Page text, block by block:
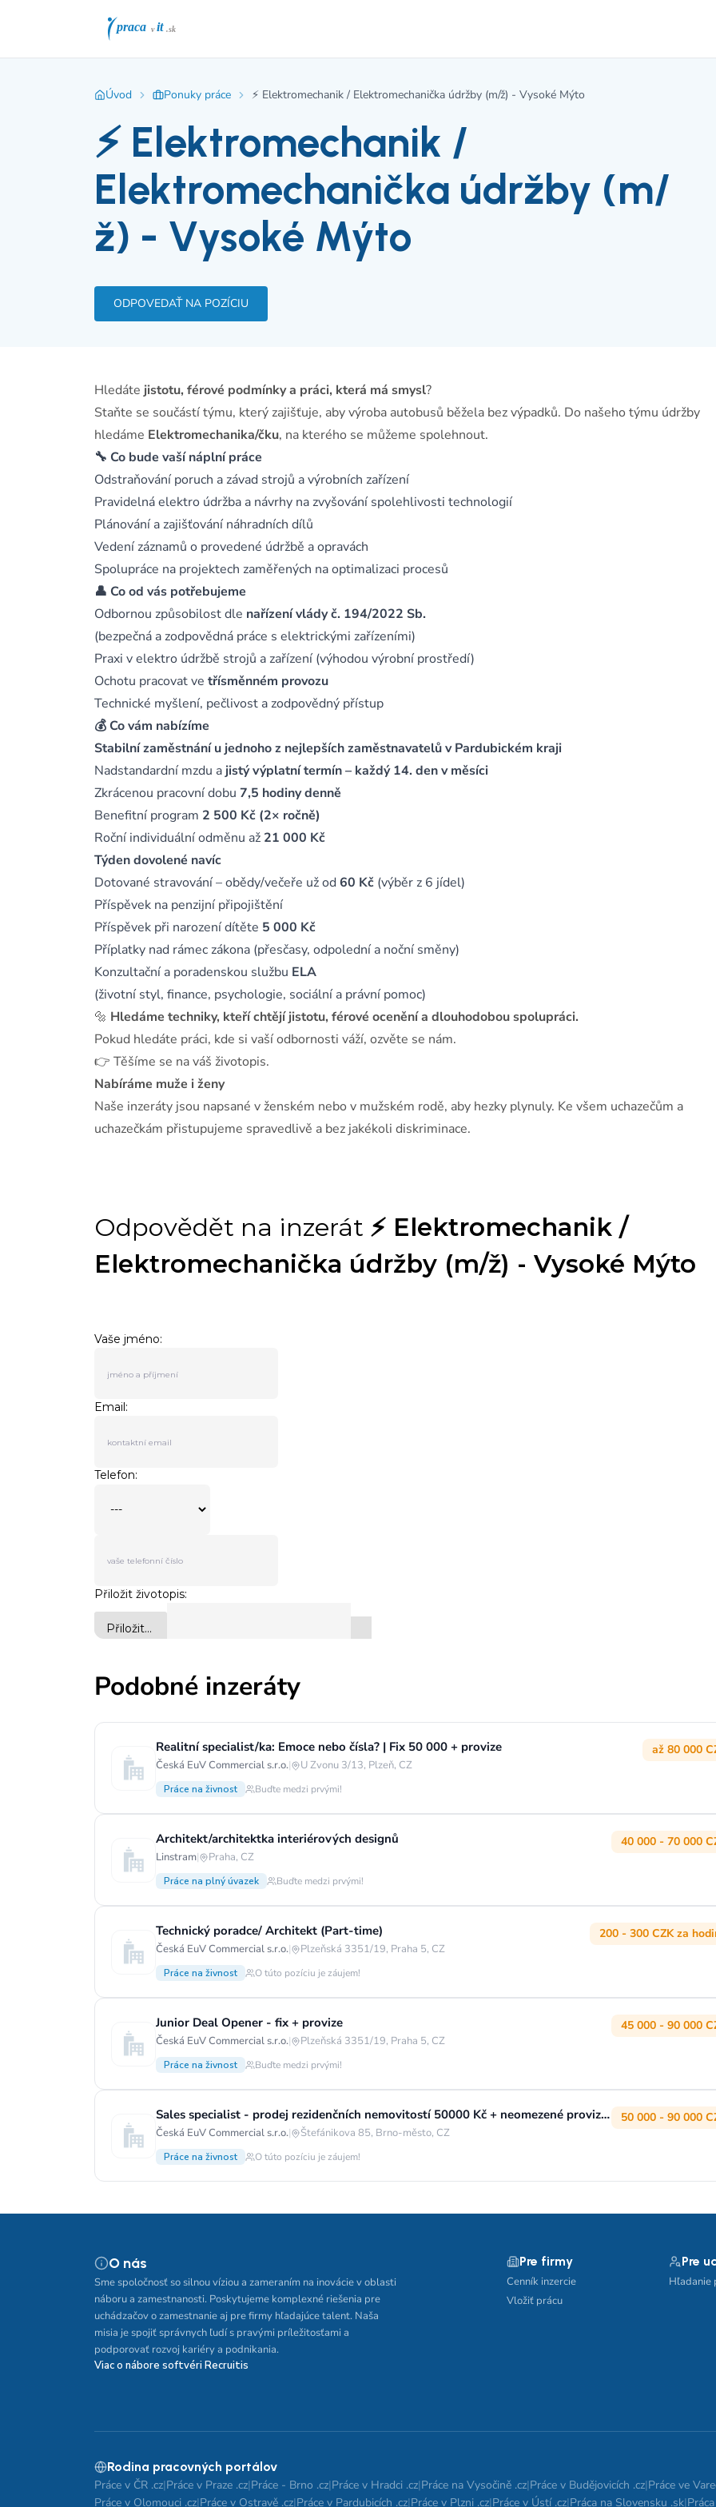
Úvod Ponuky práce ⚡ Elektromechanik / Elektromechanička údržby (m/ž) - Vysoké Mýto
⚡ Elektromechanik /
Elektromechanička údržby (m/
ž) - Vysoké Mýto
ODPOVEDAŤ NA POZÍCIU
Hledáte jistotu, férové podmínky a práci, která má smysl?
Staňte se součástí týmu, který zajišťuje, aby výroba autobusů běžela bez výpadků. Do našeho týmu údržby
hledáme Elektromechanika/čku, na kterého se můžeme spolehnout.
🔧 Co bude vaší náplní práce
Odstraňování poruch a závad strojů a výrobních zařízení
Pravidelná elektro údržba a návrhy na zvyšování spolehlivosti technologií
Plánování a zajišťování náhradních dílů
Vedení záznamů o provedené údržbě a opravách
Spolupráce na projektech zaměřených na optimalizaci procesů
👤 Co od vás potřebujeme
Odbornou způsobilost dle nařízení vlády č. 194/2022 Sb.
(bezpečná a zodpovědná práce s elektrickými zařízeními)
Praxi v elektro údržbě strojů a zařízení (výhodou výrobní prostředí)
Ochotu pracovat ve třísměnném provozu
Technické myšlení, pečlivost a zodpovědný přístup
💰 Co vám nabízíme
Stabilní zaměstnání u jednoho z nejlepších zaměstnavatelů v Pardubickém kraji
Nadstandardní mzdu a jistý výplatní termín – každý 14. den v měsíci
Zkrácenou pracovní dobu 7,5 hodiny denně
Benefitní program 2 500 Kč (2× ročně)
Roční individuální odměnu až 21 000 Kč
Týden dovolené navíc
Dotované stravování – obědy/večeře už od60 Kč (výběr z 6 jídel)
Příspěvek na penzijní připojištění
Příspěvek při narození dítěte 5 000 Kč
Příplatky nad rámec zákona (přesčasy, odpolední a noční směny)
Konzultační a poradenskou službu ELA
(životní styl, finance, psychologie, sociální a právní pomoc)
🔩 Hledáme techniky, kteří chtějí jistotu, férové ocenění a dlouhodobou spolupráci.
Pokud hledáte práci, kde si vaší odbornosti váží, ozvěte se nám.
👉 Těšíme se na váš životopis.
Nabíráme muže i ženy
Naše inzeráty jsou napsané v ženském nebo v mužském rodě, aby hezky plynuly. Ke všem uchazečům a
uchazečkám přistupujeme spravedlivě a bez jakékoli diskriminace.
Podobné inzeráty
Realitní specialist/ka: Emoce nebo čísla? | Fix 50 000 + provize
Česká EuV Commercial s.r.o.| U Zvonu 3/13, Plzeň, CZ
až 80 000
Práce na živnost Buďte medzi prvými!
Architekt/architektka interiérových designů
Linstram| Praha, CZ
40 000 - 70 000
Práce na plný úvazek Buďte medzi prvými!
Technický poradce/ Architekt (Part-time)
Česká EuV Commercial s.r.o.| Plzeňská 3351/19, Praha 5, CZ
200 - 300 CZK za
Práce na živnost O túto pozíciu je záujem!
Junior Deal Opener - fix + provize
Česká EuV Commercial s.r.o.| Plzeňská 3351/19, Praha 5, CZ
45 000 - 90 000
Práce na živnost Buďte medzi prvými!
Sales specialist - prodej rezidenčních nemovitostí 50000 Kč + neomezené provize Brno
Česká EuV Commercial s.r.o.| Štefánikova 85, Brno-město, CZ
50 000 - 90 000
Práce na živnost O túto pozíciu je záujem!
O nás
Sme spoločnosť so silnou víziou a zameraním na inovácie v oblasti
náboru a zamestnanosti. Poskytujeme komplexné riešenia pre
uchádzačov o zamestnanie aj pre firmy hľadajúce talent. Naša
misia je spojiť správnych ľudí s pravými príležitosťami a
podporovať rozvoj kariéry a podnikania.
Viac o nábore softvéri Recruitis
Pre firmy
Cenník inzercie
Vložiť prácu
Pre
Hľadanie
Rodina pracovných portálov
Práce v ČR .cz|Práce v Praze .cz|Práce - Brno .cz|Práce v Hradci .cz|Práce na Vysočině .cz|Práce v Budějovicích .cz|Práce ve
Práce v Olomouci .cz|Práce v Ostravě .cz|Práce v Pardubicích .cz|Práce v Plzni .cz|Práce v Ústí .cz|Práca na Slovensku .sk|